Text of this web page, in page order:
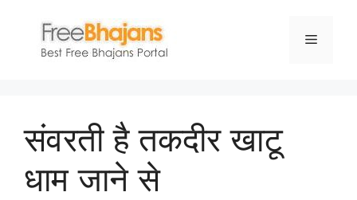
content
Menu
संवरती है तकदीर खाटू
धाम जाने से